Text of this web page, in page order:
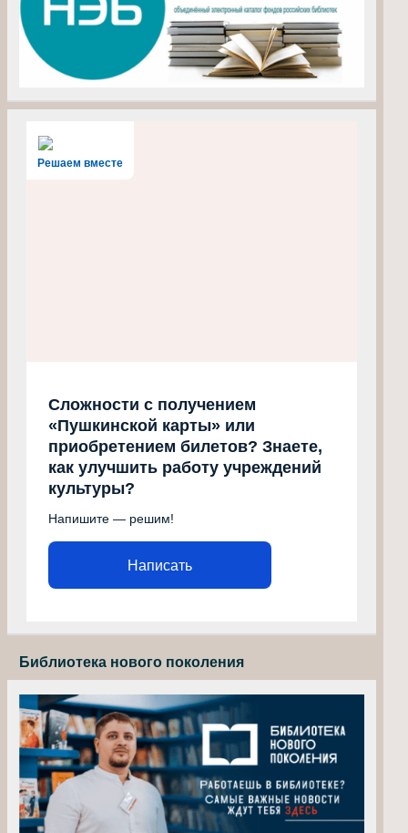
Решаем вместе
Сложности с получением
«Пушкинской карты» или
приобретением билетов? Знаете,
как улучшить работу учреждений
культуры?
Напишите — решим!
Написать
Библиотека нового поколения